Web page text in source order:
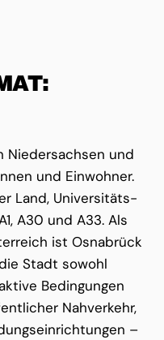
Niedersachsen und
und Einwohner.
Land, Universitäts-
A30 und A33. Als
ist Osnabrück
Stadt sowohl
Bedingungen
Nahverkehr,
–